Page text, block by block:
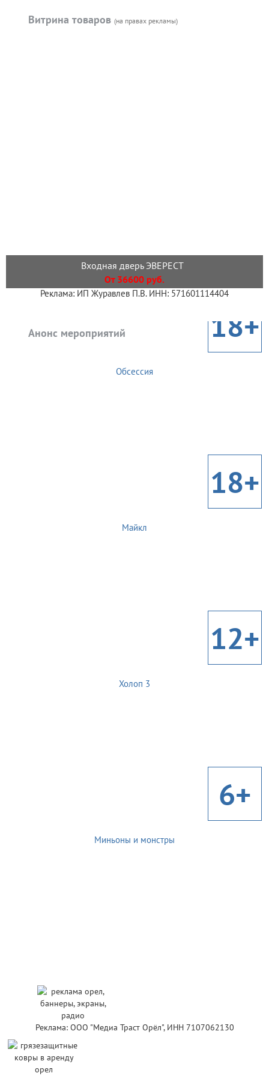
Витрина товаров (на правах рекламы)
Входная дверь ЭВЕРЕСТ
От 36600 руб.
Реклама: ИП Журавлев П.В. ИНН: 571601114404
Анонс мероприятий 18+
Обсессия
18+
Майкл
12+
Холоп 3
6+
Миньоны и монстры
Реклама: ООО "Медиа Траст Орёл", ИНН 7107062130